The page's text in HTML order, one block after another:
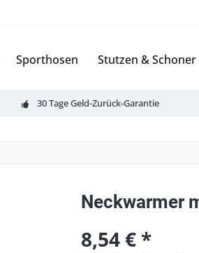
Sporthosen Stutzen & Schoner
30 Tage Geld-Zurück-Garantie
Neckwarmer
8,54 € *